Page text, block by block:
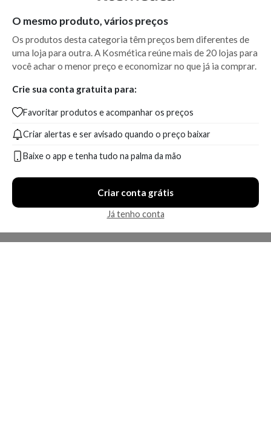
O mesmo produto, vários preços
Os produtos desta categoria têm preços bem diferentes de
uma loja para outra. A Kosmética reúne mais de 20 lojas para
você achar o menor preço e economizar no que já ia comprar.
Crie sua conta gratuita para:
Favoritar produtos e acompanhar os preços
Criar alertas e ser avisado quando o preço baixar
Baixe o app e tenha tudo na palma da mão
Criar conta grátis
Já tenho conta